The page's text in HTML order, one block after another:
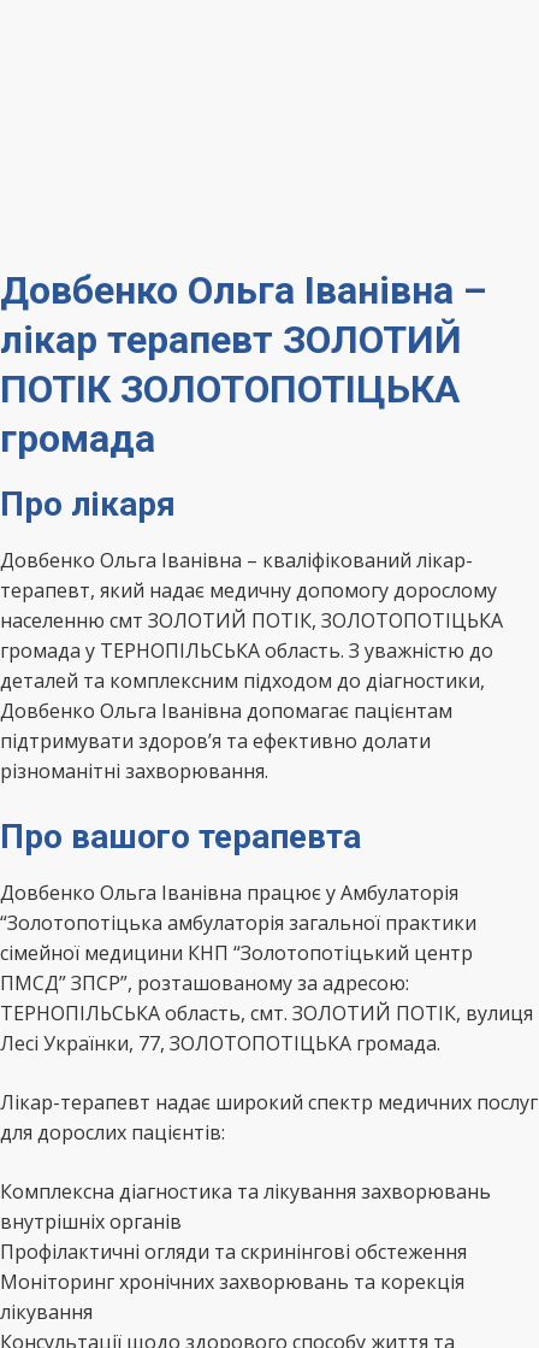
Довбенко Ольга Іванівна –
лікар терапевт ЗОЛОТИЙ
ПОТІК ЗОЛОТОПОТІЦЬКА
громада
Про лікаря
Довбенко Ольга Іванівна – кваліфікований лікар-
терапевт, який надає медичну допомогу дорослому
населенню смт ЗОЛОТИЙ ПОТІК, ЗОЛОТОПОТІЦЬКА
громада у ТЕРНОПІЛЬСЬКА область. З уважністю до
деталей та комплексним підходом до діагностики,
Довбенко Ольга Іванівна допомагає пацієнтам
підтримувати здоров’я та ефективно долати
різноманітні захворювання.
Про вашого терапевта
Довбенко Ольга Іванівна працює у Амбулаторія
“Золотопотіцька амбулаторія загальної практики
сімейної медицини КНП “Золотопотіцький центр
ПМСД” ЗПСР”, розташованому за адресою:
ТЕРНОПІЛЬСЬКА область, смт. ЗОЛОТИЙ ПОТІК, вулиця
Лесі Українки, 77, ЗОЛОТОПОТІЦЬКА громада.
Лікар-терапевт надає широкий спектр медичних послуг
для дорослих пацієнтів:
Комплексна діагностика та лікування захворювань
внутрішніх органів
Профілактичні огляди та скринінгові обстеження
Моніторинг хронічних захворювань та корекція
лікування
Консультації щодо здорового способу життя та